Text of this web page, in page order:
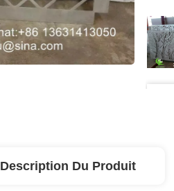
Description Du Produit